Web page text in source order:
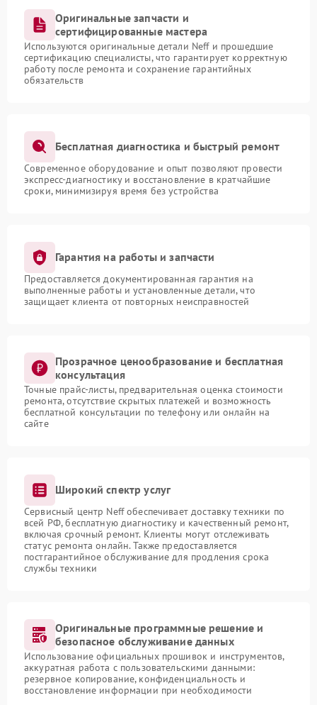
Оригинальные запчасти и
сертифицированные мастера
Используются оригинальные детали Neff и прошедшие
сертификацию специалисты, что гарантирует корректную
работу после ремонта и сохранение гарантийных
обязательств
Бесплатная диагностика и быстрый ремонт
Современное оборудование и опыт позволяют провести
экспресс-диагностику и восстановление в кратчайшие
сроки, минимизируя время без устройства
Гарантия на работы и запчасти
Предоставляется документированная гарантия на
выполненные работы и установленные детали, что
защищает клиента от повторных неисправностей
Прозрачное ценообразование и бесплатная
консультация
Точные прайс-листы, предварительная оценка стоимости
ремонта, отсутствие скрытых платежей и возможность
бесплатной консультации по телефону или онлайн на
сайте
Широкий спектр услуг
Сервисный центр Neff обеспечивает доставку техники по
всей РФ, бесплатную диагностику и качественный ремонт,
включая срочный ремонт. Клиенты могут отслеживать
статус ремонта онлайн. Также предоставляется
постгарантийное обслуживание для продления срока
службы техники
Оригинальные программные решение и
безопасное обслуживание данных
Использование официальных прошивок и инструментов,
аккуратная работа с пользовательскими данными:
резервное копирование, конфиденциальность и
восстановление информации при необходимости